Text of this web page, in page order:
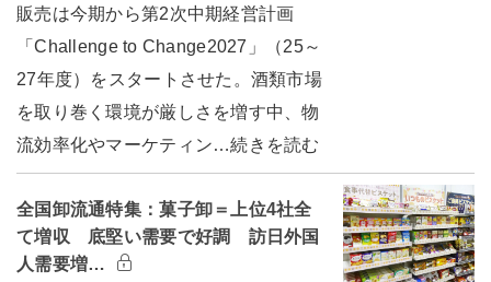
販売は今期から第2次中期経営計画
「Challenge to Change2027」（25～
27年度）をスタートさせた。酒類市場
を取り巻く環境が厳しさを増す中、物
流効率化やマーケティン…続きを読む
全国卸流通特集：菓子卸＝上位4社全
て増収 底堅い需要で好調 訪日外国
人需要増…